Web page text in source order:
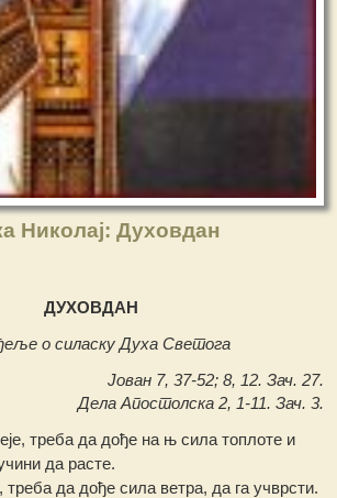
Николај: Духовдан
ДУХОВДАН
о силаску Духа Светога
Јован 7, 37-52; 8, 12. Зач. 27.
Дела Апостолска 2, 1-11. Зач. 3.
треба да дође на њ сила топлоте и
да расте.
да дође сила ветра, да га учврсти.